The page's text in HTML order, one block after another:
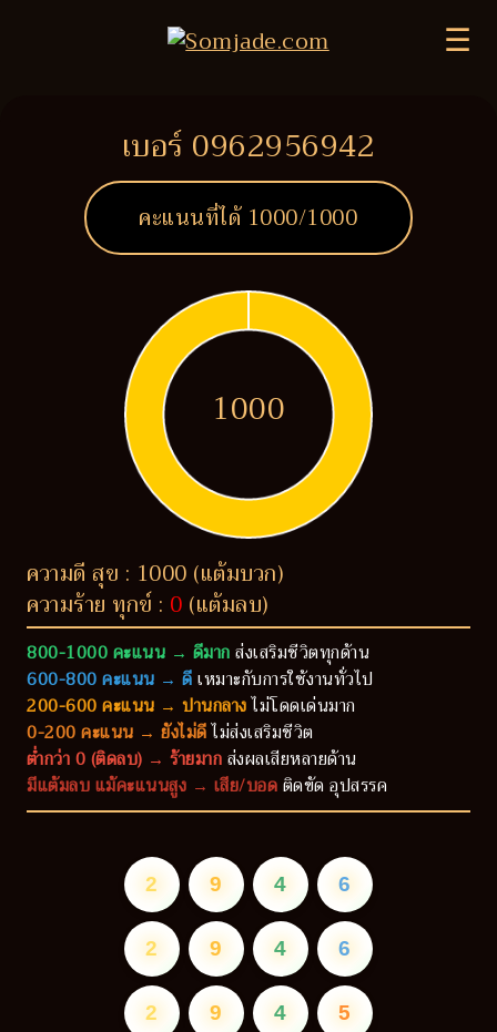
☰
เบอร์ 0962956942
คะแนนที่ได้ 1000/1000
1000
ความดี สุข : 1000 (แต้มบวก)
ความร้าย ทุกข์ : 0 (แต้มลบ)
800-1000 คะแนน → ดีมากส่งเสริมชีวิตทุกด้าน
600-800 คะแนน → ดีเหมาะกับการใช้งานทั่วไป
200-600 คะแนน → ปานกลางไม่โดดเด่นมาก
0-200 คะแนน → ยังไม่ดีไม่ส่งเสริมชีวิต
ต่ำกว่า 0 (ติดลบ) → ร้ายมากส่งผลเสียหลายด้าน
มีแต้มลบ แม้คะแนนสูง → เสีย/บอดติดขัด อุปสรรค
2 9 4 6
2 9 4 6
2 9 4 5